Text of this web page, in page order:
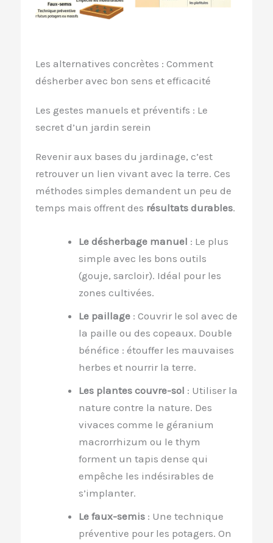
Les alternatives concrètes : Comment
désherber avec bon sens et efficacité
Les gestes manuels et préventifs : Le
secret d’un jardin serein
Revenir aux bases du jardinage, c’est
retrouver un lien vivant avec la terre. Ces
méthodes simples demandent un peu de
temps mais offrent des résultats durables.
Le désherbage manuel : Le plus
simple avec les bons outils
(gouje, sarcloir). Idéal pour les
zones cultivées.
Le paillage : Couvrir le sol avec de
la paille ou des copeaux. Double
bénéfice : étouffer les mauvaises
herbes et nourrir la terre.
Les plantes couvre-sol : Utiliser la
nature contre la nature. Des
vivaces comme le géranium
macrorrhizum ou le thym
forment un tapis dense qui
empêche les indésirables de
s’implanter.
Le faux-semis : Une technique
préventive pour les potagers. On